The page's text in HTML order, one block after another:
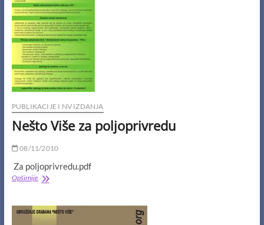
PUBLIKACIJE I NV IZDANJA
Nešto Više za poljoprivredu
08/11/2010
Za poljoprivredu.pdf
OpširnijeNešto
poljoprivredu